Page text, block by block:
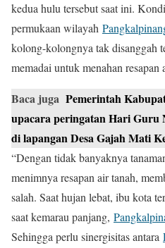
kedua hulu tersebut saat ini.
permukaan wilayah
kolong-kolongnya tak disanggah
memadai untuk menahan resapan
Baca juga Pemerintah
upacara peringatan Hari Guru
di lapangan Desa Gajah Mati
“Dengan tidak banyaknya
menimnya resapan air tanah,
salah. Saat hujan lebat, ibu kota
saat kemarau panjang,
Sehingga perlu sinergisitas antara